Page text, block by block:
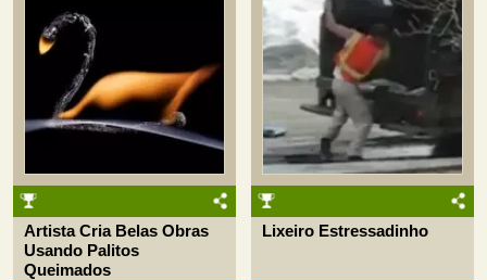
Artista Cria Belas Obras
Usando Palitos
Queimados
Lixeiro Estressadinho